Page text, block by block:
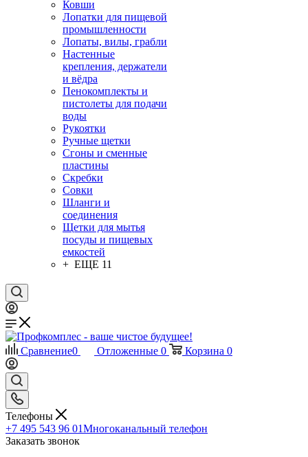
Ковши
Лопатки для пищевой
промышленности
Лопаты, вилы, грабли
Настенные
крепления, держатели
и вёдра
Пенокомплекты и
пистолеты для подачи
воды
Рукоятки
Ручные щетки
Сгоны и сменные
пластины
Скребки
Совки
Шланги и
соединения
Щетки для мытья
посуды и пищевых
емкостей
+ ЕЩЕ 11
Сравнение0 Отложенные 0 Корзина 0
Телефоны
+7 495 543 96 01Многоканальный телефон
Заказать звонок